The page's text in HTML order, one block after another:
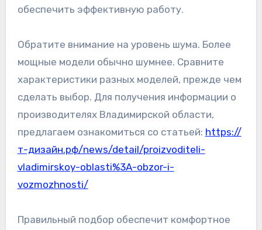
обеспечить эффективную работу.
Обратите внимание на уровень шума. Более
мощные модели обычно шумнее. Сравните
характеристики разных моделей, прежде чем
сделать выбор. Для получения информации о
производителях Владимирской области,
предлагаем ознакомиться со статьей: https://
т-дизайн.рф/news/detail/proizvoditeli-
vladimirskoy-oblasti%3A-obzor-i-
vozmozhnosti/
Правильный подбор обеспечит комфортное